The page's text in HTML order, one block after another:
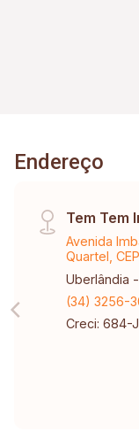
Endereço
Tem Tem
Avenida
Quartel,
Uberlândia
(34) 3256-
Creci: 684-J